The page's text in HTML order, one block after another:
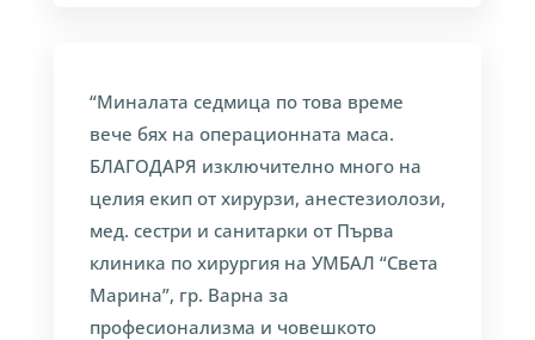
“Миналата седмица по това време
вече бях на операционната маса.
БЛАГОДАРЯ изключително много на
целия екип от хирурзи, анестезиолози,
мед. сестри и санитарки от Първа
клиника по хирургия на УМБАЛ “Света
Марина”, гр. Варна за
професионализма и човешкото